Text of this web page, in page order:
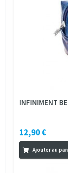
INFINIMENT
12,90 €
Ajouter au